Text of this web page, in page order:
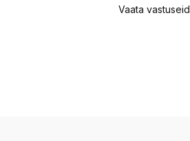
Vaata vastuseid